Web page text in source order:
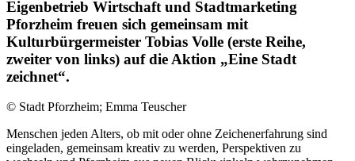
Eigenbetrieb Wirtschaft und Stadtmarketing
Pforzheim freuen sich gemeinsam mit
Kulturbürgermeister Tobias Volle (erste Reihe,
zweiter von links) auf die Aktion „Eine Stadt
zeichnet“.
© Stadt Pforzheim; Emma Teuscher
Menschen jeden Alters, ob mit oder ohne Zeichenerfahrung sind
eingeladen, gemeinsam kreativ zu werden, Perspektiven zu